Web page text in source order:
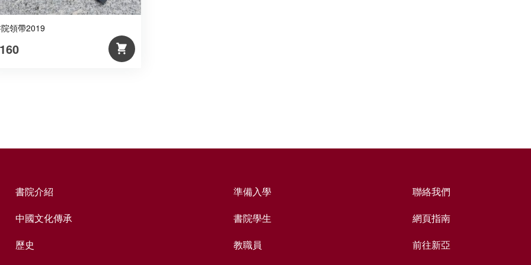
領帶2019
書院介紹
中國文化傳承
歷史
準備入學
書院學生
教職員
聯絡我們
網頁指南
前往新亞